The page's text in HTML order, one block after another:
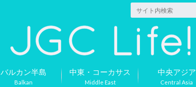
Balkan
バルカン半島
Middle East
中東・コーカサス
Central Asia
中央アジア